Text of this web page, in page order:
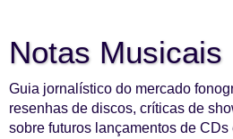
Notas Musicais
Guia jornalístico do mercado
resenhas de discos, críticas de
sobre futuros lançamentos de